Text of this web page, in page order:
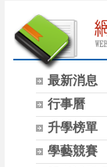
最新消息
行事曆
升學榜單
學藝競賽